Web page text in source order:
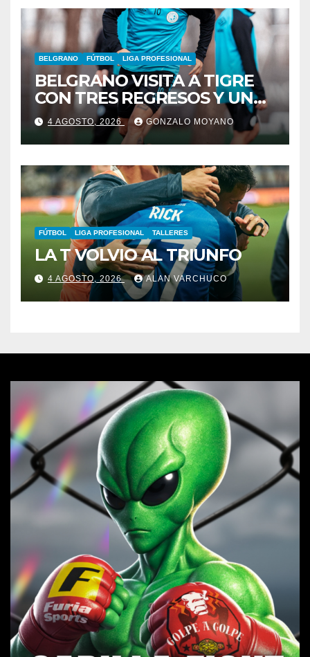
BELGRANO FÚTBOL LIGA PROFESIONAL
BELGRANO VISITA A TIGRE
CON TRES REGRESOS Y UNA
BAJA OBLIGADA
4 AGOSTO, 2026 GONZALO MOYANO
FÚTBOL LIGA PROFESIONAL TALLERES
LA T VOLVIO AL TRIUNFO
4 AGOSTO, 2026 ALAN VARCHUCO